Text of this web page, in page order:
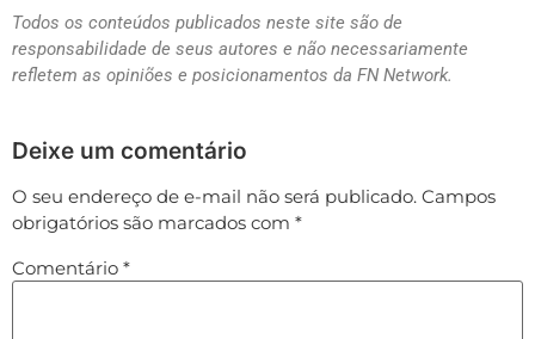
Todos os conteúdos publicados neste site são de
responsabilidade de seus autores e não necessariamente
refletem as opiniões e posicionamentos da FN Network.
Deixe um comentário
O seu endereço de e-mail não será publicado. Campos
obrigatórios são marcados com *
Comentário *